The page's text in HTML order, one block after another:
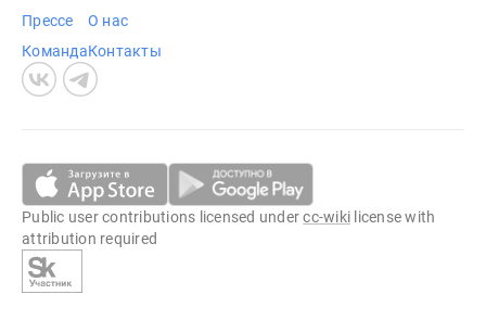
Прессе
Команда
О нас
Контакты
Public user contributions licensed undercc-wiki license with
attribution required